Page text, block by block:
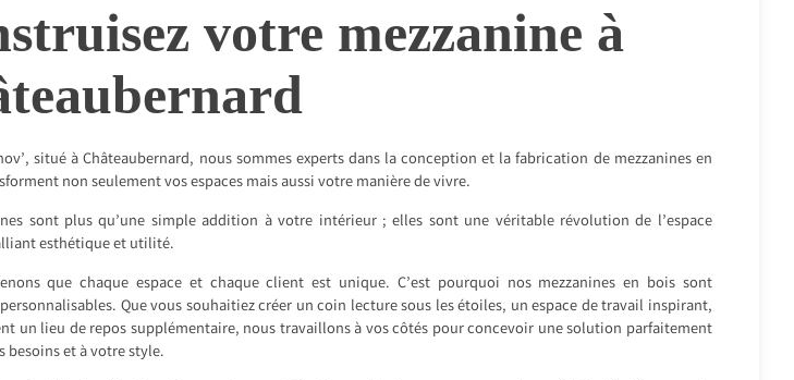
votre mezzanine à
situé à Châteaubernard, nous sommes experts dans la conception et la fabrication de mezzanines en
non seulement vos espaces mais aussi votre manière de vivre.
sont plus qu’une simple addition à votre intérieur ; elles sont une véritable révolution de l’espace
esthétique et utilité.
que chaque espace et chaque client est unique. C’est pourquoi nos mezzanines en bois sont
Que vous souhaitiez créer un coin lecture sous les étoiles, un espace de travail inspirant,
un lieu de repos supplémentaire, nous travaillons à vos côtés pour concevoir une solution parfaitement
besoins et à votre style.